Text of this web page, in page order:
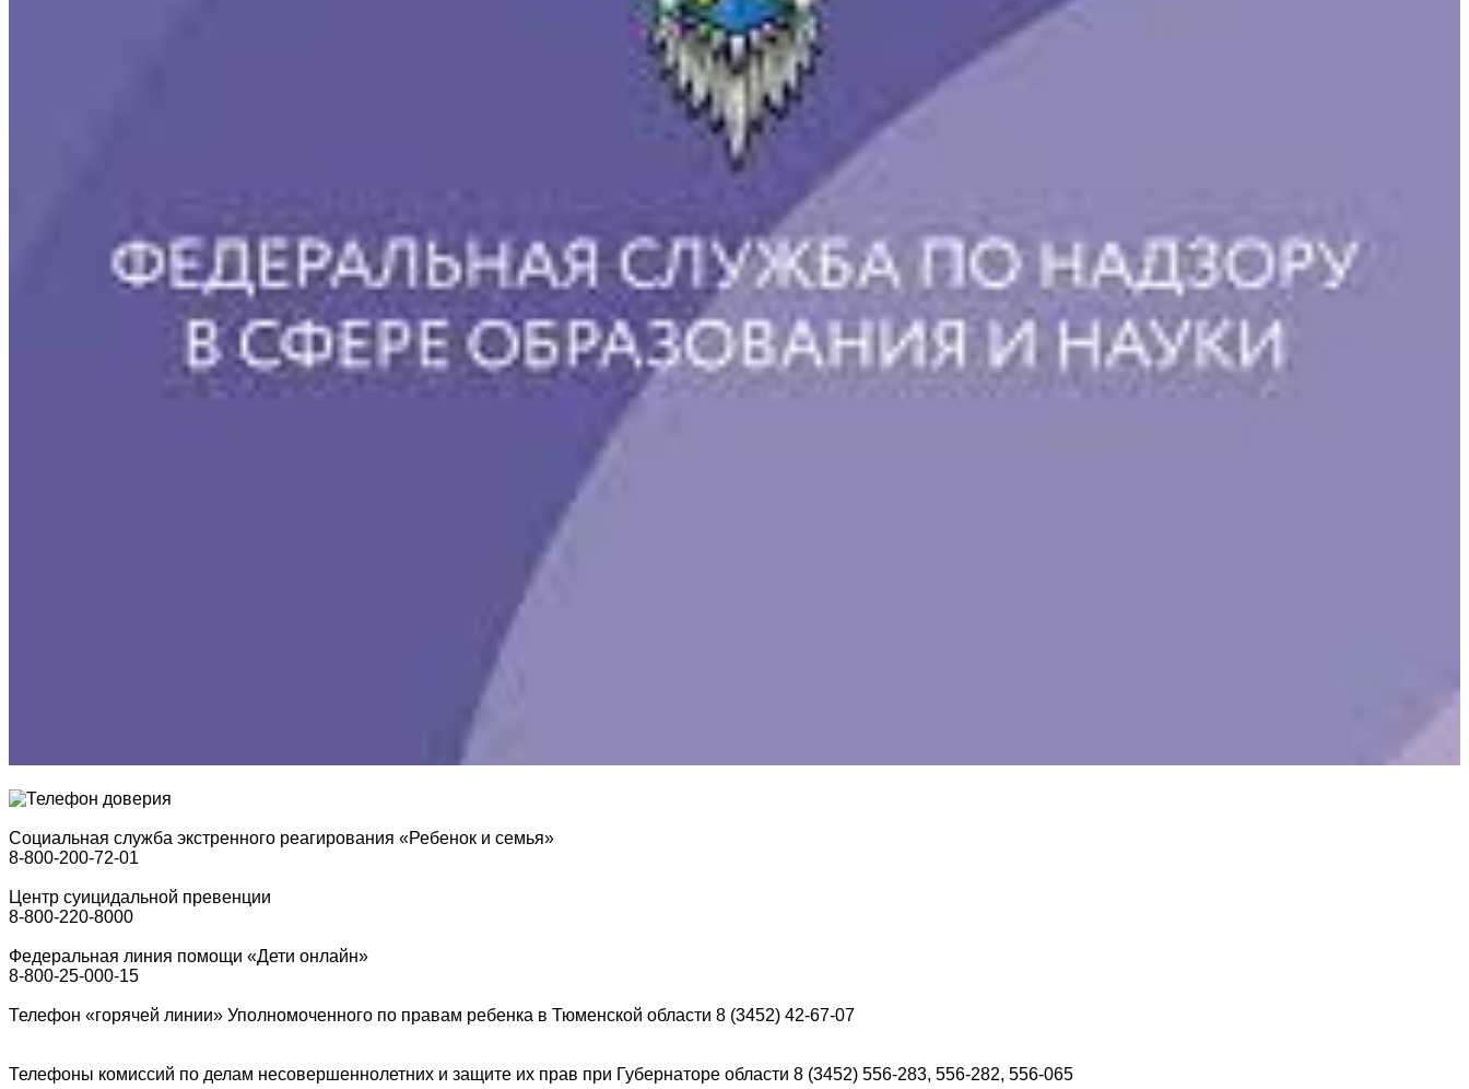
Социальная служба экстренного реагирования «Ребенок и семья»
8-800-200-72-01
Центр суицидальной превенции
8-800-220-8000
Федеральная линия помощи «Дети онлайн»
8-800-25-000-15
Телефон «горячей линии» Уполномоченного по правам ребенка в Тюменской области 8 (3452) 42-67-07
Телефоны комиссий по делам несовершеннолетних и защите их прав при Губернаторе области 8 (3452) 556-283, 556-282, 556-065